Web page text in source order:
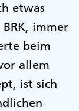
etwas
immer
beim
allem
ist sich